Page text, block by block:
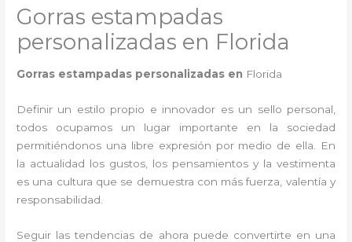
Gorras estampadas
personalizadas en Florida
Gorras estampadas personalizadas en Florida
Definir un estilo propio e innovador es un sello personal,
todos ocupamos un lugar importante en la sociedad
permitiéndonos una libre expresión por medio de ella. En
la actualidad los gustos, los pensamientos y la vestimenta
es una cultura que se demuestra con más fuerza, valentía y
responsabilidad.
Seguir las tendencias de ahora puede convertirte en una